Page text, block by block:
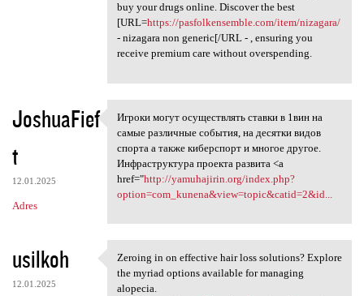
buy your drugs online. Discover the best
[URL=https://pasfolkensemble.com/item/nizagara/
- nizagara non generic[/URL - , ensuring you
receive premium care without overspending.
JoshuaFief
t
12.01.2025
Adres
Игроки могут осуществлять
Игроки могут осуществлять ставки в 1вин на
самые различные события, на десятки видов
спорта а также киберспорт и многое другое.
Инфраструктура проекта развита <a
href="http://yamuhajirin.org/index.php?
option=com_kunena&view=topic&catid=2&id...
usilkoh
12.01.2025
Zeroing in on effective hair
Zeroing in on effective hair loss solutions? Explore
the myriad options available for managing
alopecia.